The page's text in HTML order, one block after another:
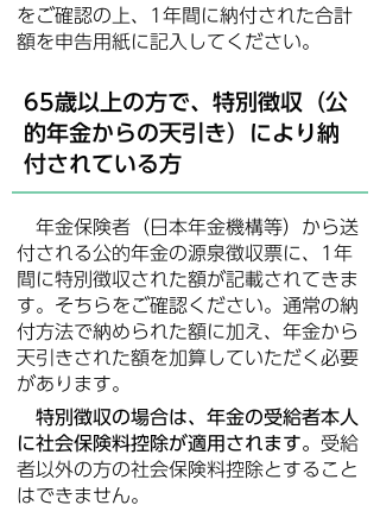
をご確認の上、1年間に納付された合計
額を申告用紙に記入してください。
65歳以上の方で、特別徴収（公
的年金からの天引き）により納
付されている方
年金保険者（日本年金機構等）から送
付される公的年金の源泉徴収票に、1年
間に特別徴収された額が記載されてきま
す。そちらをご確認ください。通常の納
付方法で納められた額に加え、年金から
天引きされた額を加算していただく必要
があります。
特別徴収の場合は、年金の受給者本人
に社会保険料控除が適用されます。 受給
者以外の方の社会保険料控除とすること
はできません。